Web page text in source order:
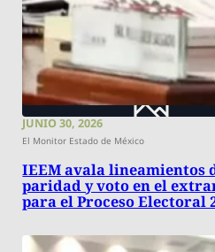
JUNIO 30, 2026
El Monitor Estado de México
IEEM avala lineamientos
paridad y voto en el
para el Proceso Electoral